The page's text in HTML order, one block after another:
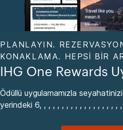
PLANLAYIN.
KONAKLAMA. HEPSI BIR
IHG One Rewards
Ödüllü uygulamamızla
yerindeki 6, , , , , , , , , , , , , , , , , ,